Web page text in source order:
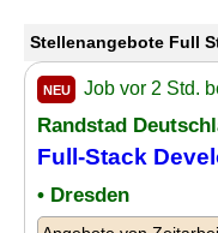
Stellenangebote Full
NEU Job vor 2 Std.
Randstad
Full-Stack
• Dresden